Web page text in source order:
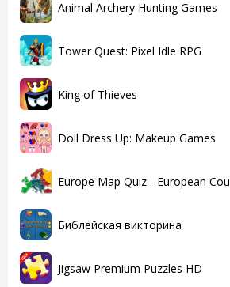
Animal Archery Hunting Games
Tower Quest: Pixel Idle RPG
King of Thieves
Doll Dress Up: Makeup Games
Europe Map Quiz - European Cou
Библейская викторина
Jigsaw Premium Puzzles HD